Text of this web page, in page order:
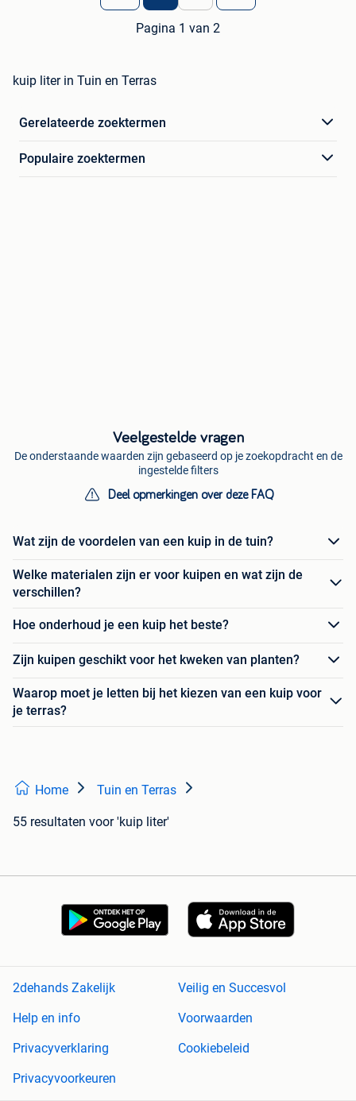
Pagina 1 van 2
kuip liter in Tuin en Terras
Gerelateerde zoektermen
Populaire zoektermen
Veelgestelde vragen
De onderstaande waarden zijn gebaseerd op je zoekopdracht en de
ingestelde filters
Deel opmerkingen over deze FAQ
Wat zijn de voordelen van een kuip in de tuin?
Welke materialen zijn er voor kuipen en wat zijn de
verschillen?
Hoe onderhoud je een kuip het beste?
Zijn kuipen geschikt voor het kweken van planten?
Waarop moet je letten bij het kiezen van een kuip voor
je terras?
Home Tuin en Terras
55 resultaten voor 'kuip liter'
2dehands Zakelijk
Veilig en Succesvol
Help en info
Voorwaarden
Privacyverklaring
Cookiebeleid
Privacyvoorkeuren